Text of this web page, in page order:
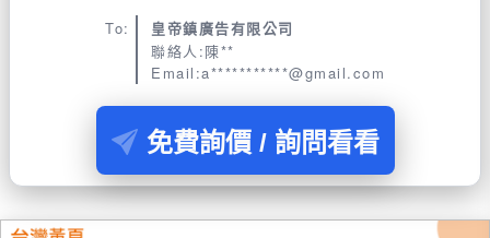
To:
皇帝鎮廣告有限公司
聯絡人:陳**
Email:a***********@gmail.com
免費詢價 / 詢問看看